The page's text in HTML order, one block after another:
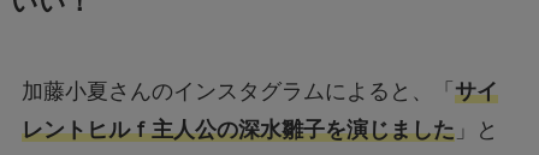
加藤小夏さんのインスタグラムによると、「 サイ
レントヒルｆ主人公の深水雛子を演じました」と